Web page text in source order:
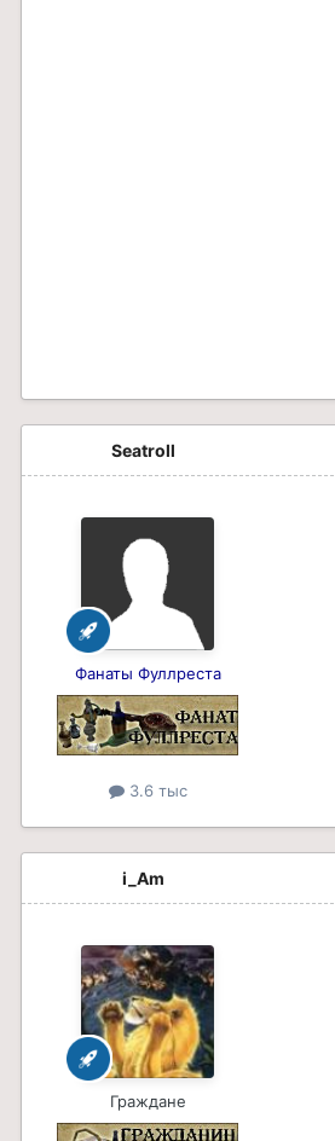
Seatroll
Фанаты Фуллреста
3.6 тыс
i_Am
Граждане